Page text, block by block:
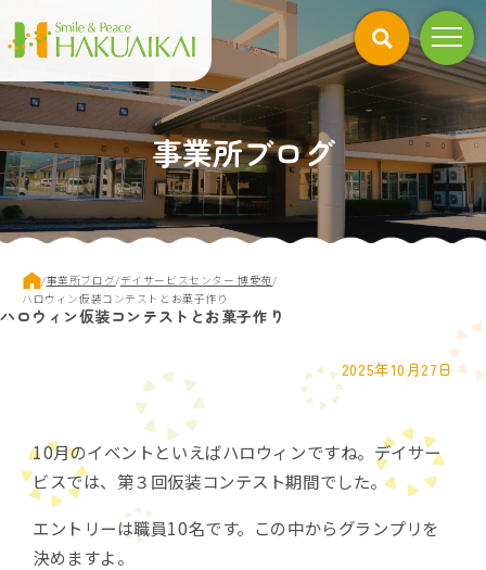
事業所ブログ
現
在
の
/事業所ブログ/デイサービスセンター 博愛苑/
ハロウィン仮装コンテストとお菓子作り
ハロウィン仮装コンテストとお菓子作り
2025年10月27日
10月のイベントといえばハロウィンですね。デイサー
ビスでは、第３回仮装コンテスト期間でした。
エントリーは職員10名です。この中からグランプリを
決めますよ。